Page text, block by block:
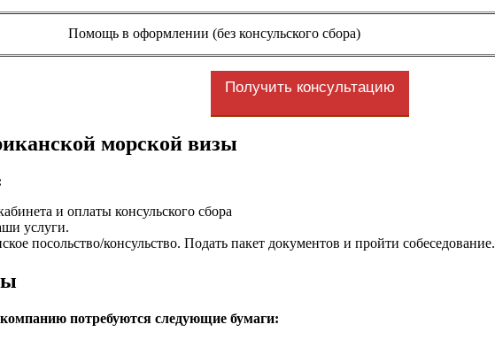
Помощь в оформлении (без консульского сбора)
Получить консультацию
морской визы
и оплаты консульского сбора
услуги.
посольство/консульство. Подать пакет документов и пройти собеседование.
потребуются следующие бумаги: